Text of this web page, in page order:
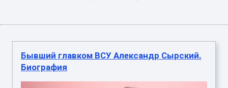
Бывший главком ВСУ Александр Сырский.
Биография